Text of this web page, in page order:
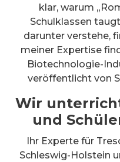
klar, warum
Schulklassen
darunter verstehe,
meiner Expertise
Biotechnologie-
veröffentlicht von
Wir
und
Ihr Experte für
Schleswig-Holstein